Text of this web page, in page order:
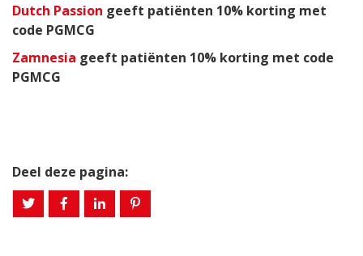
Dutch Passion geeft patiënten 10% korting met
code PGMCG
Zamnesia geeft patiënten 10% korting met code
PGMCG
Deel deze pagina: